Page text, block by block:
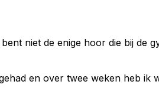
niet de enige hoor die bij de
en over twee weken heb